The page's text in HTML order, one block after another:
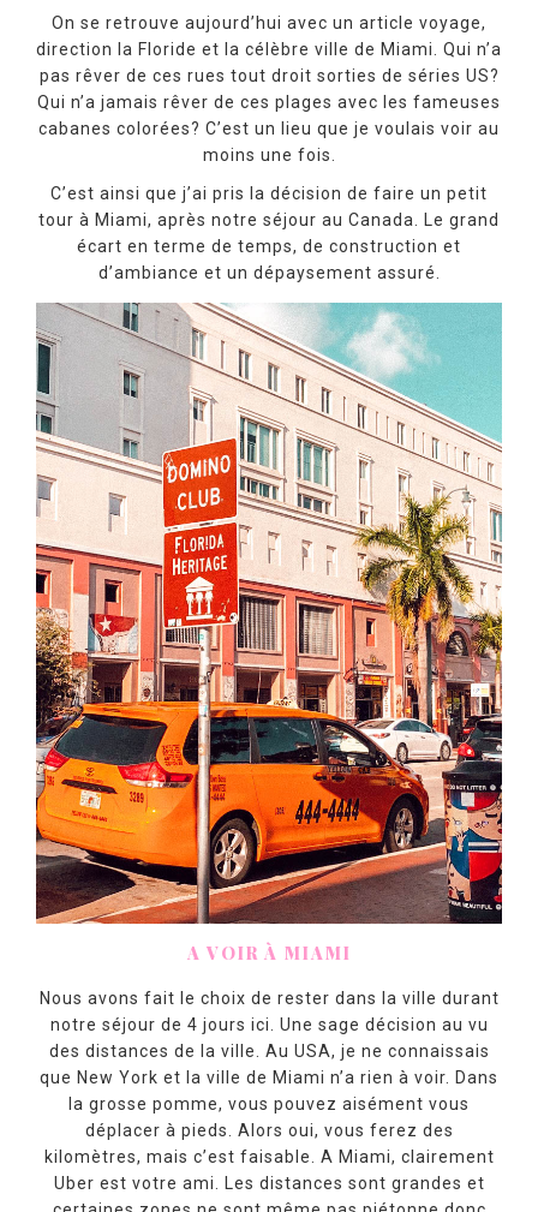
On se retrouve aujourd’hui avec un article voyage,
direction la Floride et la célèbre ville de Miami. Qui n’a
pas rêver de ces rues tout droit sorties de séries US?
Qui n’a jamais rêver de ces plages avec les fameuses
cabanes colorées? C’est un lieu que je voulais voir au
moins une fois.
C’est ainsi que j’ai pris la décision de faire un petit
tour à Miami, après notre séjour au Canada. Le grand
écart en terme de temps, de construction et
d’ambiance et un dépaysement assuré.
A VOIR À MIAMI
Nous avons fait le choix de rester dans la ville durant
notre séjour de 4 jours ici. Une sage décision au vu
des distances de la ville. Au USA, je ne connaissais
que New York et la ville de Miami n’a rien à voir. Dans
la grosse pomme, vous pouvez aisément vous
déplacer à pieds. Alors oui, vous ferez des
kilomètres, mais c’est faisable. A Miami, clairement
Uber est votre ami. Les distances sont grandes et